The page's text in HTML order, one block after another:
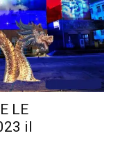
LE
il